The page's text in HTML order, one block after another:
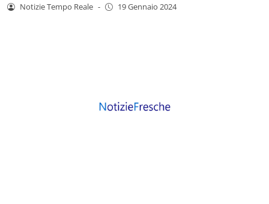
Notizie Tempo Reale - 19 Gennaio 2024